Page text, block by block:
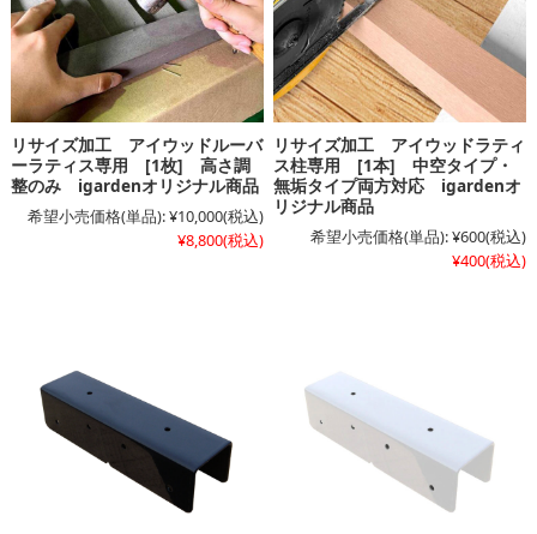
リサイズ加工 アイウッドルーバ
ーラティス専用 [1枚] 高さ調
整のみ igardenオリジナル商品
希望小売価格(単品):¥10,000(税込)
¥8,800(税込)
リサイズ加工 アイウッドラティ
ス柱専用 [1本] 中空タイプ・
無垢タイプ両方対応 igardenオ
リジナル商品
希望小売価格(単品):¥600(税込)
¥400(税込)